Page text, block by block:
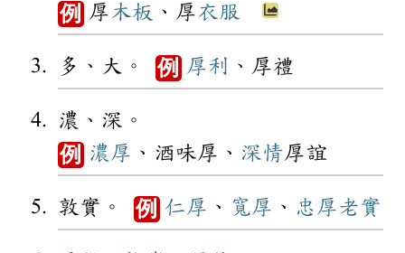
例 厚木板 、厚衣服
多、大。 例 厚利 、厚禮
濃、深。
例 濃厚 、酒味厚、 深情厚誼
敦實。 例 仁厚 、 寬厚 、 忠厚老實